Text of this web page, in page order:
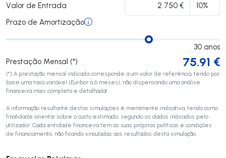
Valor de Entrada
Prazo de Amortização
30 anos
Prestação Mensal (*)
75.91 €
(*) A prestação mensal indicada corresponde a um valor de referência, tendo por
base uma taxa variável (Euribor a 6 meses), não dispensando uma análise
financeira mais completa e detalhada!
A informação resultante destas simulações é meramente indicativa, tendo como
finalidade orientar sobre o custo estimado, segundo os dados indicados pelo
utilizador. Cada entidade financeira tem as suas próprias políticas e condições
de financiamento, não ficando vinculadas aos resultados desta simulação.